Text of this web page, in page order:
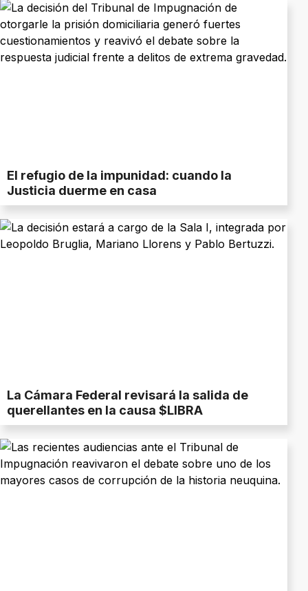
El refugio de la impunidad: cuando la
Justicia duerme en casa
La Cámara Federal revisará la salida de
querellantes en la causa $LIBRA